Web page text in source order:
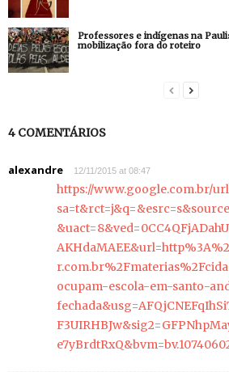
Professores e indígenas na
mobilização fora do roteiro
4 COMENTÁRIOS
alexandre 12/11/2015 at 08:47
https://www.google.com.br/
ocupam-escola-em-santo-